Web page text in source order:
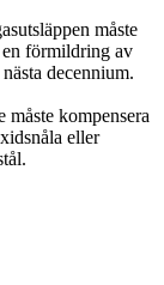
måste
förmildring av
decennium.
kompensera
eller